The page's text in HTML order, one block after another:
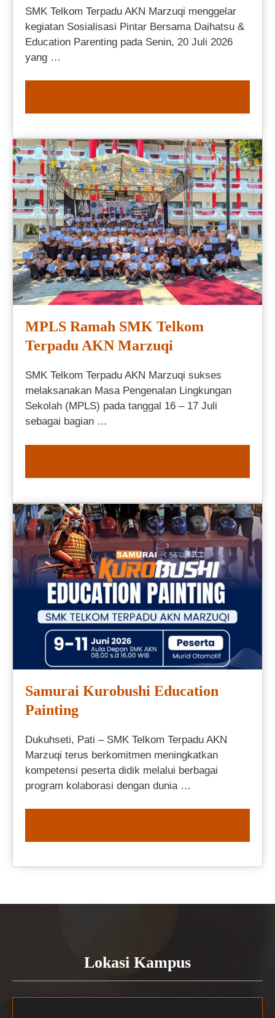
SMK Telkom Terpadu AKN Marzuqi menggelar
kegiatan Sosialisasi Pintar Bersama Daihatsu &
Education Parenting pada Senin, 20 Juli 2026
yang …
MPLS Ramah SMK Telkom
Terpadu AKN Marzuqi
SMK Telkom Terpadu AKN Marzuqi sukses
melaksanakan Masa Pengenalan Lingkungan
Sekolah (MPLS) pada tanggal 16 – 17 Juli
sebagai bagian …
Samurai Kurobushi Education
Painting
Dukuhseti, Pati – SMK Telkom Terpadu AKN
Marzuqi terus berkomitmen meningkatkan
kompetensi peserta didik melalui berbagai
program kolaborasi dengan dunia …
Lokasi Kampus